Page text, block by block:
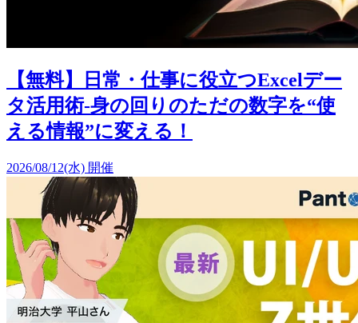
【無料】日常・仕事に役立つExcelデー
タ活用術-身の回りのただの数字を“使
える情報”に変える！
2026/08/12(水) 開催